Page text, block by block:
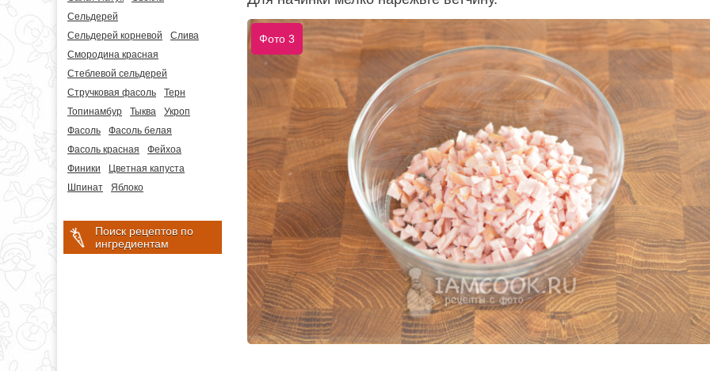
Сельдерей
Сельдерей корневой
Слива
Смородина красная
Стеблевой сельдерей
Стручковая фасоль
Терн
Топинамбур
Тыква
Укроп
Фасоль
Фасоль белая
Фасоль красная
Фейхоа
Финики
Цветная капуста
Шпинат
Яблоко
Поиск рецептов по
ингредиентам
Фото 3